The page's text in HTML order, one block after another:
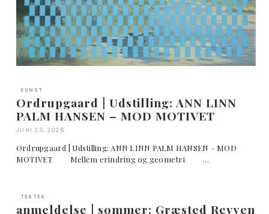
KUNST
Ordrupgaard | Udstilling: ANN LINN
PALM HANSEN – MOD MOTIVET
JUNI 23, 2026
Ordrupgaard | Udstilling: ANN LINN PALM HANSEN – MOD
MOTIVET Mellem erindring og geometri …
TEATER
anmeldelse | sommer: Græsted Revyen